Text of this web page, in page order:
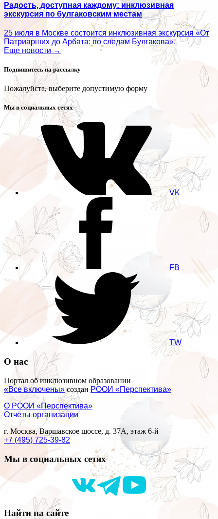
Радость, доступная каждому: инклюзивная
экскурсия по булгаковским местам
25 июля в Москве состоится инклюзивная экскурсия «От
Патриарших до Арбата: по следам Булгакова».
Еще новости →
Подпишитесь на рассылку
Пожалуйста, выберите допустимую форму
Мы в социальных сетях
VK
FB
TW
О нас
Портал об инклюзивном образовании
«Все включены»создан РООИ «Перспектива»
О РООИ «Перспектива»
Отчёты организации
г. Москва, Варшавское шоссе, д. 37А, этаж 6-й
+7 (495) 725-39-82
Мы в социальных сетях
Найти на сайте